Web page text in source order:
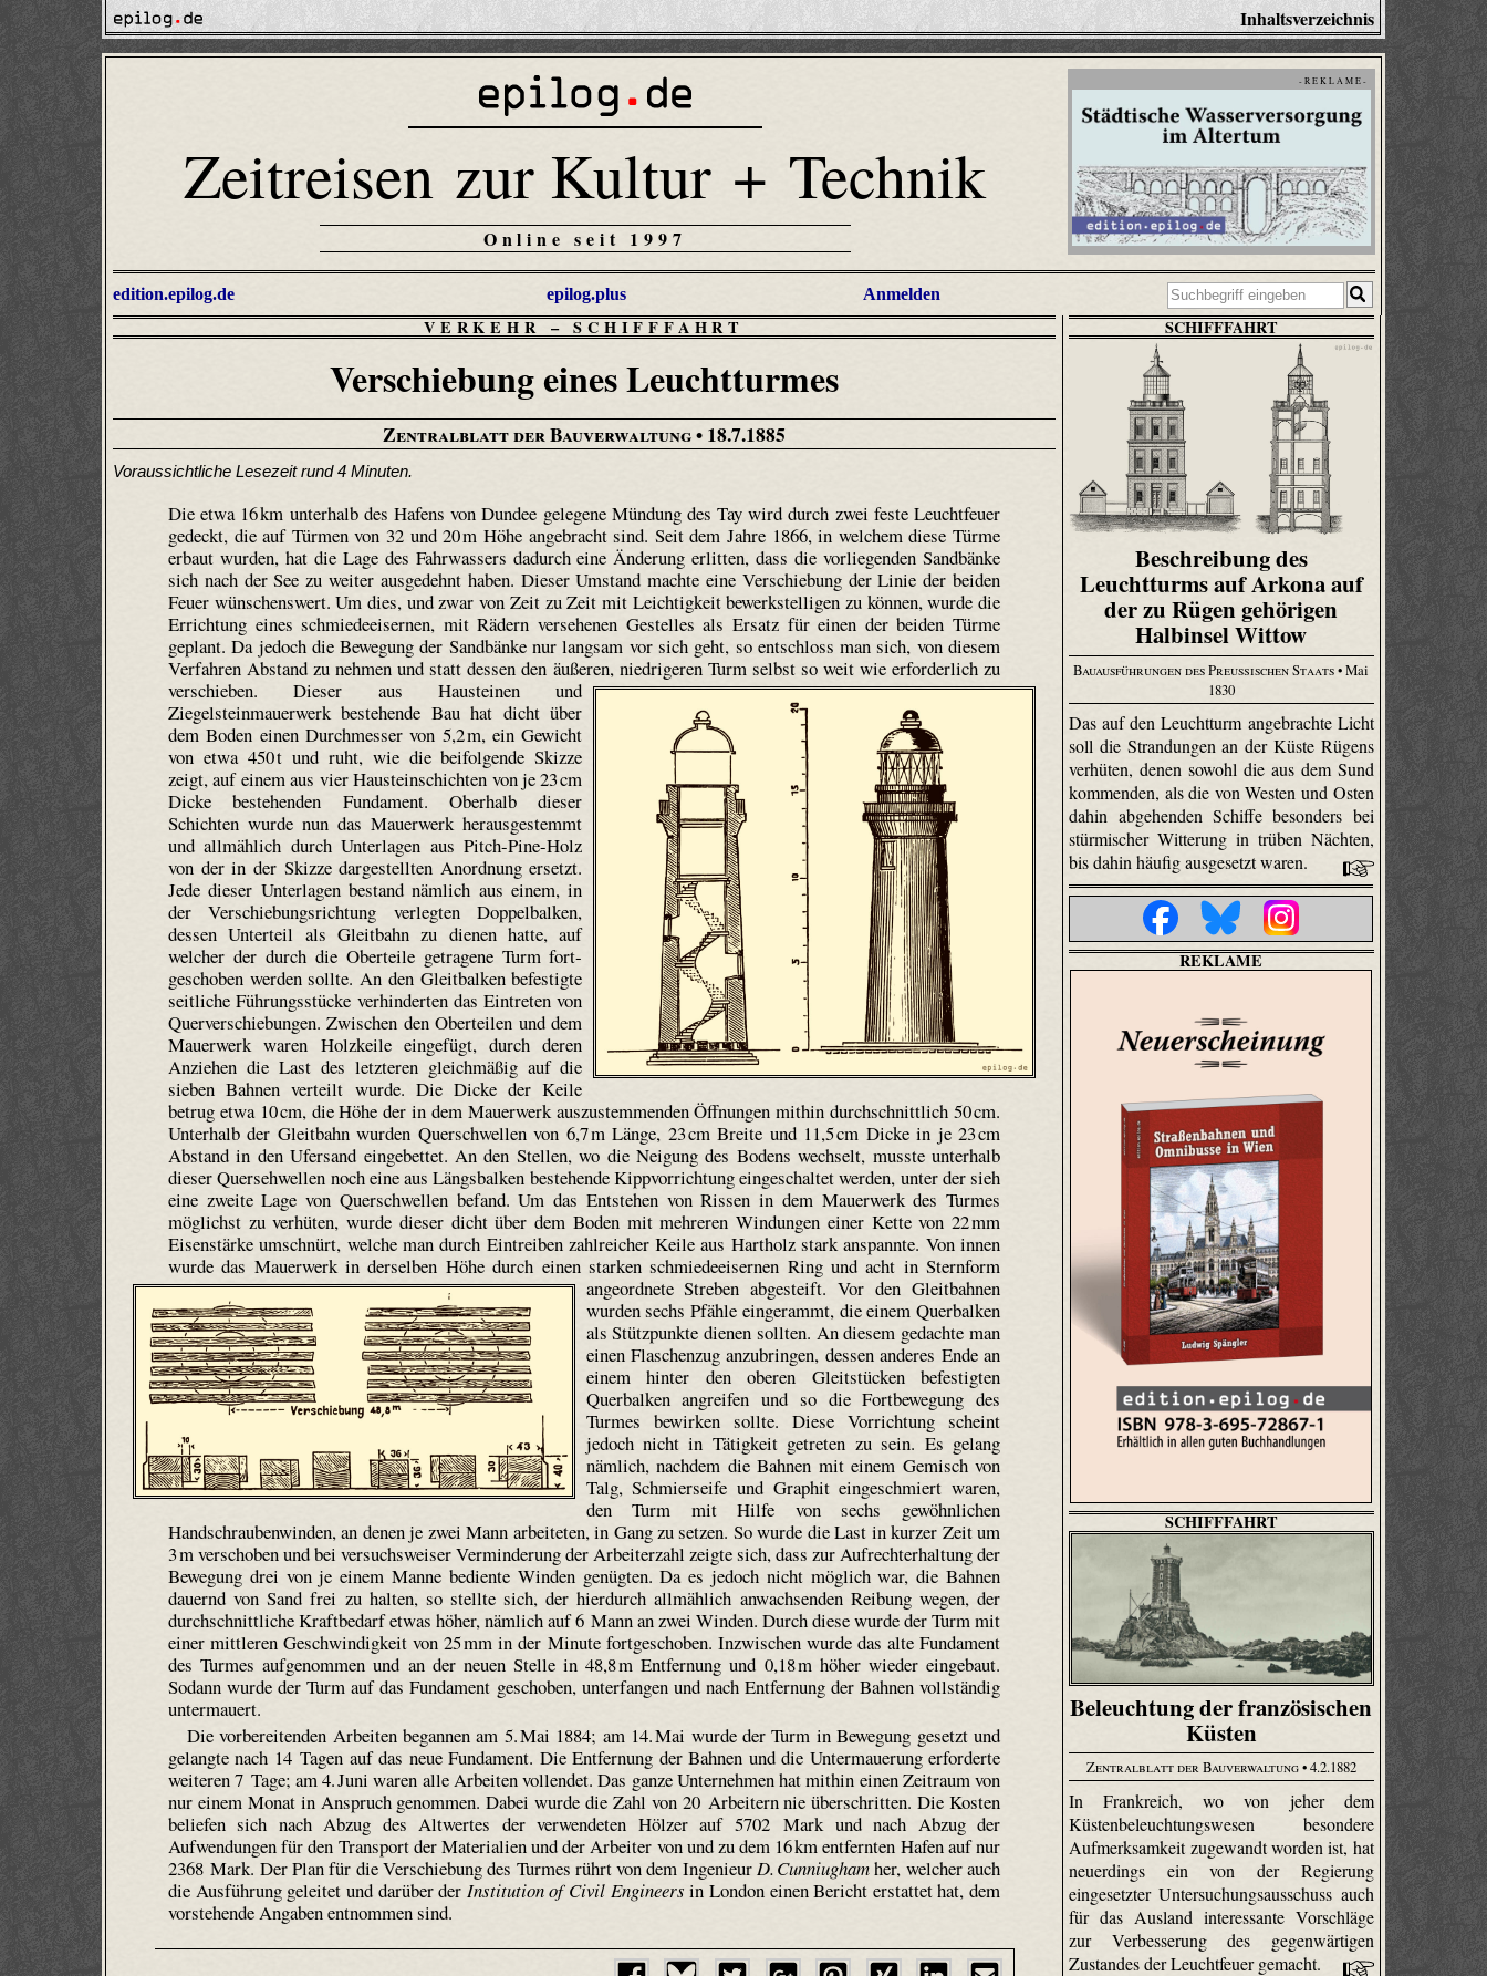
Inhaltsverzeichnis
Zeitreisen zur Kultur + Technik
Online seit 1997
- R E K L A M E -
edition.epilog.de epilog.plus Anmelden
VERKEHR–SCHIFFFAHRT
Verschiebung eines Leuchtturmes
Zentralblatt der Bauverwaltung• 18.7.1885
Voraussichtliche Lesezeit rund 4 Minuten.
Die etwa 16 km unterhalb des Hafens von Dundee gelegene Mündung des Tay wird durch zwei feste Leuchtfeuer
gedeckt, die auf Türmen von 32 und 20 m Höhe angebracht sind. Seit dem Jahre 1866, in welchem diese Türme
erbaut wurden, hat die Lage des Fahrwassers dadurch eine Änderung erlitten, dass die vorliegenden Sandbänke
sich nach der See zu weiter ausgedehnt haben. Dieser Umstand machte eine Verschiebung der Linie der beiden
Feuer wünschenswert. Um dies, und zwar von Zeit zu Zeit mit Leichtigkeit bewerkstelligen zu können, wurde die
Errichtung eines schmiedeeisernen, mit Rädern versehenen Gestelles als Ersatz für einen der beiden Türme
geplant. Da jedoch die Bewegung der Sandbänke nur langsam vor sich geht, so entschloss man sich, von diesem
Verfahren Abstand zu nehmen und statt dessen den äußeren, niedrigeren Turm selbst so weit wie erforderlich zu
verschieben.Dieser aus Hausteinen und
Ziegelsteinmauerwerk bestehende Bau hat dicht über
dem Boden einen Durchmesser von 5,2 m, ein Gewicht
von etwa 450 t und ruht, wie die beifolgende Skizze
zeigt, auf einem aus vier Hau­stein­schichten von je 23 cm
Dicke bestehenden Fundament. Oberhalb dieser
Schichten wurde nun das Mauerwerk heraus­gestemmt
und allmählich durch Unterlagen aus Pitch-Pine-Holz
von der in der Skizze dargestellten Anordnung ersetzt.
Jede dieser Unterlagen bestand nämlich aus einem, in
der Ver­schie­bungs­richtung verlegten Doppelbalken,
dessen Unterteil als Gleitbahn zu dienen hatte, auf
welcher der durch die Oberteile getragene Turm fort­
geschoben werden sollte. An den Gleitbalken befestigte
seitliche Führungsstücke verhinderten das Eintreten von
Querverschiebungen. Zwischen den Oberteilen und dem
Mauerwerk waren Holzkeile eingefügt, durch deren
Anziehen die Last des letzteren gleichmäßig auf die
sieben Bahnen verteilt wurde. Die Dicke der Keile
betrug etwa 10 cm, die Höhe der in dem Mauerwerk aus­zustem­menden Öffnungen mithin durchschnittlich 50 cm.
Unterhalb der Gleitbahn wurden Querschwellen von 6,7 m Länge, 23 cm Breite und 11,5 cm Dicke in je 23 cm
Abstand in den Ufersand eingebettet. An den Stellen, wo die Neigung des Bodens wechselt, musste unterhalb
dieser Quersehwellen noch eine aus Längsbalken bestehende Kippvorrichtung eingeschaltet werden, unter der sieh
eine zweite Lage von Querschwellen befand. Um das Entstehen von Rissen in dem Mauerwerk des Turmes
möglichst zu verhüten, wurde dieser dicht über dem Boden mit mehreren Windungen einer Kette von 22 mm
Eisenstärke umschnürt, welche man durch Eintreiben zahlreicher Keile aus Hartholz stark anspannte. Von innen
wurde das Mauerwerk in derselben Höhe durch einen starken schmiedeeisernen Ring und acht in Sternform
angeordnete Streben abge­steift.Vor den Gleitbahnen
wurden sechs Pfähle eingerammt, die einem Querbalken
als Stützpunkte dienen sollten. An diesem gedachte man
einen Flaschenzug anzubringen, dessen anderes Ende an
einem hinter den oberen Gleitstücken befestigten
Querbalken angreifen und so die Fortbewegung des
Turmes bewirken sollte. Diese Vorrichtung scheint
jedoch nicht in Tätigkeit getreten zu sein. Es gelang
nämlich, nachdem die Bahnen mit einem Gemisch von
Talg, Schmierseife und Graphit eingeschmiert waren,
den Turm mit Hilfe von sechs gewöhnlichen
Handschraubenwinden, an denen je zwei Mann arbeiteten, in Gang zu setzen. So wurde die Last in kurzer Zeit um
3 m verschoben und bei versuchs­weiser Verminderung der Arbeiterzahl zeigte sich, dass zur Aufrechterhaltung der
Bewegung drei von je einem Manne bediente Winden genügten. Da es jedoch nicht möglich war, die Bahnen
dauernd von Sand frei zu halten, so stellte sich, der hierdurch allmählich anwachsenden Reibung wegen, der
durchschnittliche Kraftbedarf etwas höher, nämlich auf 6 Mann an zwei Winden. Durch diese wurde der Turm mit
einer mittleren Geschwindigkeit von 25 mm in der Minute fort­geschoben. Inzwischen wurde das alte Fundament
des Turmes aufgenommen und an der neuen Stelle in 48,8 m Entfernung und 0,18 m höher wieder eingebaut.
Sodann wurde der Turm auf das Fundament geschoben, unterfangen und nach Entfernung der Bahnen vollständig
untermauert.
Die vorbereitenden Arbeiten begannen am 5. Mai 1884; am 14. Mai wurde der Turm in Bewegung gesetzt und
gelangte nach 14 Tagen auf das neue Fundament. Die Entfernung der Bahnen und die Untermauerung erforderte
weiteren 7 Tage; am 4. Juni waren alle Arbeiten vollendet. Das ganze Unternehmen hat mithin einen Zeitraum von
nur einem Monat in Anspruch genommen. Dabei wurde die Zahl von 20 Arbeitern nie überschritten. Die Kosten
beliefen sich nach Abzug des Altwertes der verwendeten Hölzer auf 5702 Mark und nach Abzug der
Aufwendungen für den Transport der Materialien und der Arbeiter von und zu dem 16 km entfernten Hafen auf nur
2368 Mark. Der Plan für die Verschiebung des Turmes rührt von dem IngenieurD. Cunniughamher, welcher auch
die Ausführung geleitet und darüber der Institution of Civil Engineers in London einen Bericht erstattet hat, dem
vorstehende Angaben entnommen sind.
SCHIFFFAHRT
Beschreibung des
Leuchtturms auf Arkona auf
der zu Rügen gehörigen
Halbinsel Wittow
Bauausführungen des Preußischen Staats• Mai
1830
Das auf den Leuchtturm angebrachte Licht
soll die Strandungen an der Küste Rügens
verhüten, denen sowohl die aus dem Sund
kommenden, als die von Westen und Osten
dahin abgehenden Schiffe besonders bei
stürmischer Witterung in trüben Nächten,
bis dahin häufig ausgesetzt waren.
REKLAME
SCHIFFFAHRT
Beleuchtung der französischen
Küsten
Zentralblatt der Bauverwaltung• 4.2.1882
In Frankreich, wo von jeher dem
Küstenbeleuchtungswesen besondere
Aufmerksamkeit zugewandt worden ist, hat
neuerdings ein von der Regierung
eingesetzter Untersuchungsausschuss auch
für das Ausland interessante Vorschläge
zur Verbesserung des gegenwärtigen
Zustandes der Leuchtfeuer gemacht.